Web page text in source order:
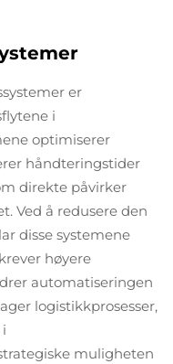
er
i
optimiserer
håndterings­tider
direkte påvirker
Ved å redusere den
disse systemene
høyere
automatiseringen
logistikkprosesser,
muligheten